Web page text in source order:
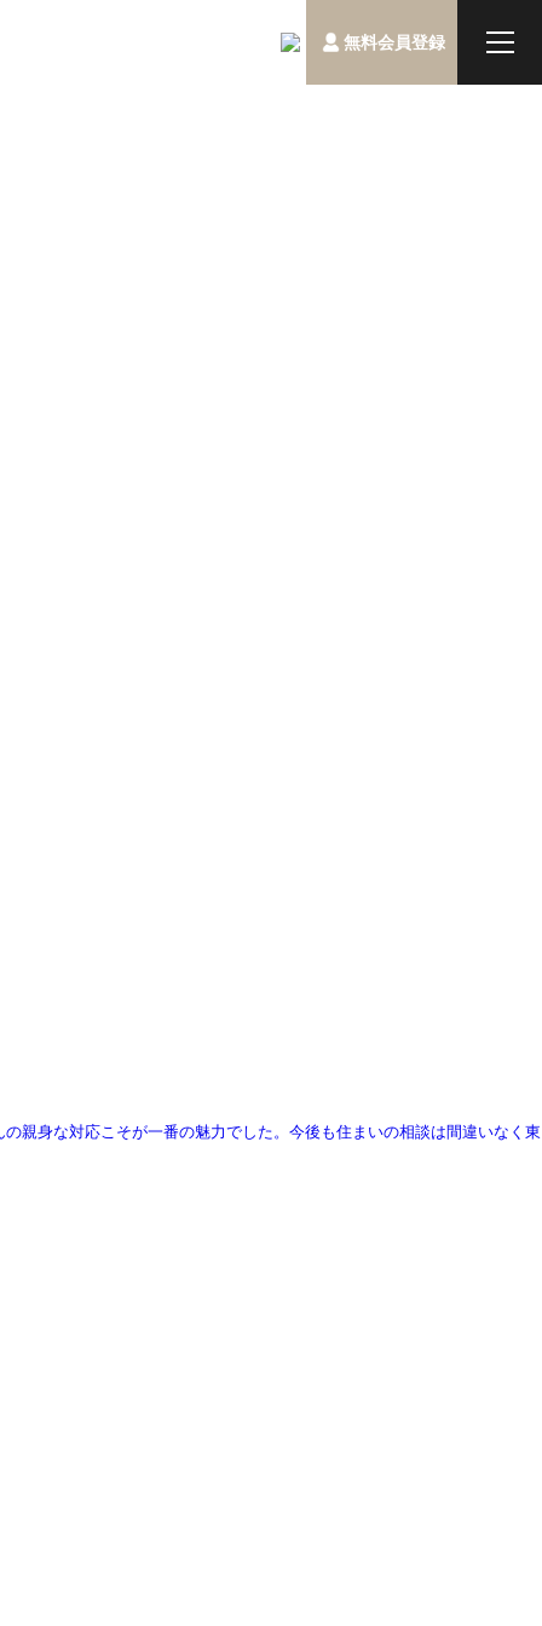
無料会員登録
親身な対応こそが一番の魅力でした。今後も住まいの相談は間違いなく東